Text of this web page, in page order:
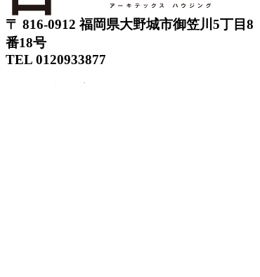
〒 816-0912 福岡県大野城市御笠川5丁目8
番18号
TEL 0120933877